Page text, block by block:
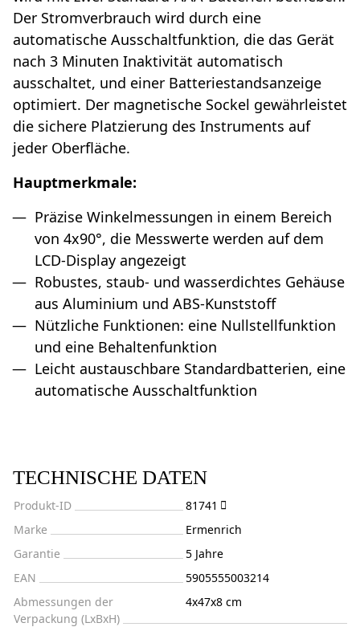
Der Stromverbrauch wird durch eine
automatische Ausschaltfunktion, die das Gerät
nach 3 Minuten Inaktivität automatisch
ausschaltet, und einer Batteriestandsanzeige
optimiert. Der magnetische Sockel gewährleistet
die sichere Platzierung des Instruments auf
jeder Oberfläche.
Hauptmerkmale:
Präzise Winkelmessungen in einem Bereich
von 4x90°, die Messwerte werden auf dem
LCD-Display angezeigt
Robustes, staub- und wasserdichtes Gehäuse
aus Aluminium und ABS-Kunststoff
Nützliche Funktionen: eine Nullstellfunktion
und eine Behaltenfunktion
Leicht austauschbare Standardbatterien, eine
automatische Ausschaltfunktion
TECHNISCHE DATEN
Produkt-ID
81741
Marke
Ermenrich
Garantie
5 Jahre
EAN
5905555003214
Abmessungen der
Verpackung (LxBxH)
4x47x8 cm